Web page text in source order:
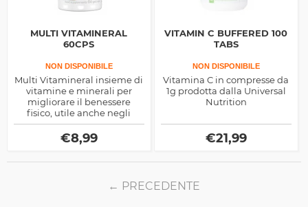
MULTI VITAMINERAL
60CPS
NON DISPONIBILE
Multi Vitamineral insieme di
vitamine e minerali per
migliorare il benessere
fisico, utile anche negli
sportivi per accelerare i
recuperi muscolari, prodotto
dalla Quamtrax
€8,99
VITAMIN C BUFFERED 100
TABS
NON DISPONIBILE
Vitamina C in compresse da
1g prodotta dalla Universal
Nutrition
€21,99
PRECEDENTE